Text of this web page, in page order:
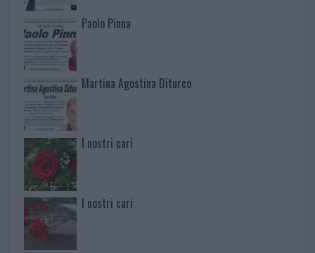
Paolo Pinna
Martina Agostina Diturco
I nostri cari
I nostri cari